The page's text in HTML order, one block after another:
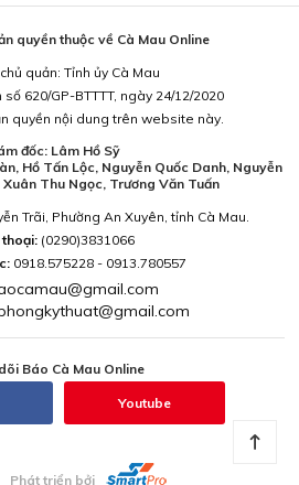
quyền thuộc về Cà Mau Online
quản: Tỉnh ủy Cà Mau
620/GP-BTTTT, ngày 24/12/2020
quyền nội dung trên website này.
đốc: Lâm Hồ Sỹ
Hồ Tấn Lộc, Nguyễn Quốc Danh, Nguyễn
Thu Ngọc, Trương Văn Tuấn
Trãi, Phường An Xuyên, tỉnh Cà Mau.
(0290)3831066
0918.575228 - 0913.780557
Báo Cà Mau Online
Youtube
Phát triển bởi